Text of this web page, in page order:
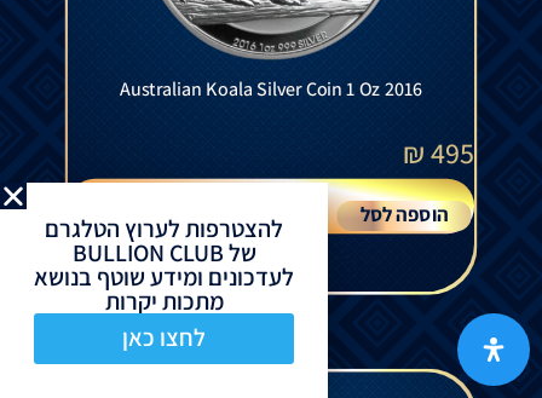
Australian Koala Silver Coin 1 Oz 2016
495
₪
הוספה לסל להצטרפות לערוץ הטלגרם
של BULLION CLUB
לעדכונים ומידע שוטף בנושא
מתכות יקרות
לחצו כאן